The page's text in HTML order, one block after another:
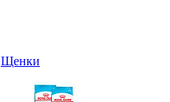
Щенки